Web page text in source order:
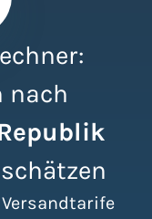
nach
schätzen